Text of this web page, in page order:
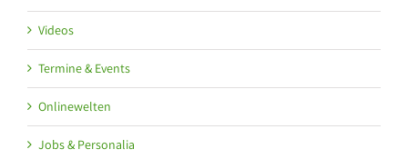
Videos
Termine & Events
Onlinewelten
Jobs & Personalia